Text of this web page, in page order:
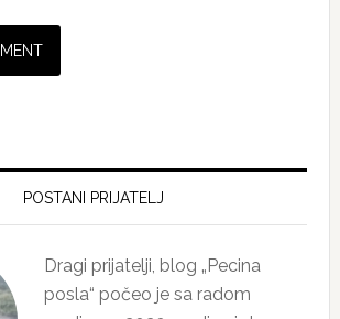
POSTANI PRIJATELJ
Dragi prijatelji, blog „Pecina
posla“ počeo je sa radom